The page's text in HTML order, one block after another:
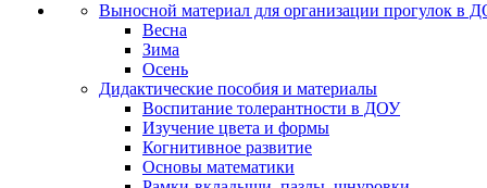
Выносной материал для организации прогулок в
Весна
Зима
Осень
Дидактические пособия и материалы
Воспитание толерантности в ДОУ
Изучение цвета и формы
Когнитивное развитие
Основы математики